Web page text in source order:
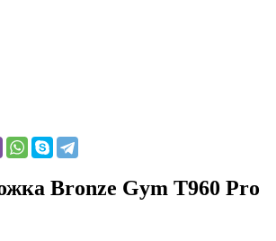
Bronze Gym T960 Pro